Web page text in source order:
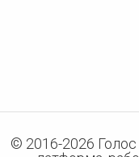
© 2016-2026